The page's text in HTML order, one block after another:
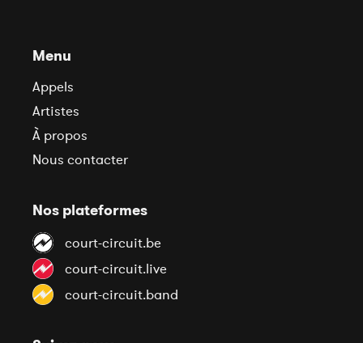
Menu
Appels
Artistes
À propos
Nous contacter
Nos plateformes
court-circuit.be
court-circuit.live
court-circuit.band